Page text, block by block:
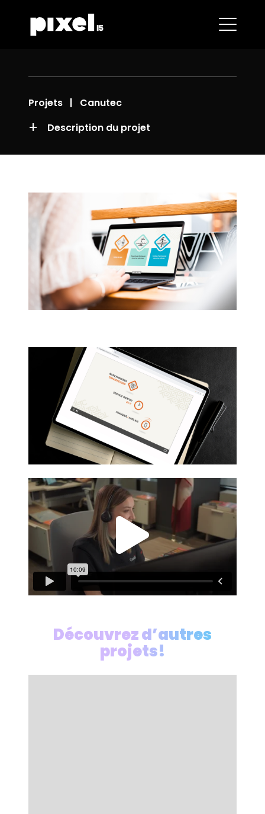
Projets | Canutec
+ Description du projet
Découvrez d’autres
projets!